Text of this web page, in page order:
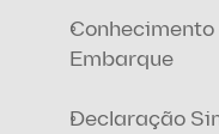
Embarque
Declaração